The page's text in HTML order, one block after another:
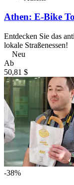
Athen: E-Bike
Entdecken Sie das
lokale Straßenessen!
Neu
Ab
50,81 $
-38%